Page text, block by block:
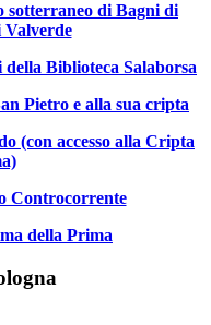
sotterraneo di Bagni di
Biblioteca Salaborsa
Pietro e alla sua cripta
(con accesso alla Cripta
Controcorrente
della Prima